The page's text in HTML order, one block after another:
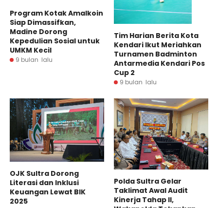
Program Kotak Amalkoin
Siap Dimassifkan,
Madine Dorong
Kepedulian Sosial untuk
UMKM Kecil
9 bulan lalu
Tim Harian Berita Kota
Kendari Ikut Meriahkan
Turnamen Badminton
Antarmedia Kendari Pos
Cup 2
9 bulan lalu
OJK Sultra Dorong
Literasi dan Inklusi
Keuangan Lewat BIK
2025
Polda Sultra Gelar
Taklimat Awal Audit
Kinerja Tahap II,